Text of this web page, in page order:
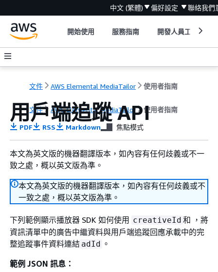
中文 (繁體) 偏好設定 聯絡我們
開始使用 服務指南 開發人員工具
文件 AWS Elemental MediaTailor 使用者指南
文件 AWS Elemental MediaTailor 使用者指南
用戶端追蹤 API
PDF RSS Markdown 焦點模式
本文為英文版的機器翻譯版本，如內容有任何歧義或不一
致之處，概以英文版為準。
本文為英文版的機器翻譯版本，如內容有任何歧義或不
一致之處，概以英文版為準。
下列範例顯示播放器 SDK 如何使用 creativeId 和 ，將
資訊清單中的廣告中繼資料與用戶端追蹤回應承載中的完
整追蹤事件資料連結 adId 。
範例 JSON 訊息：